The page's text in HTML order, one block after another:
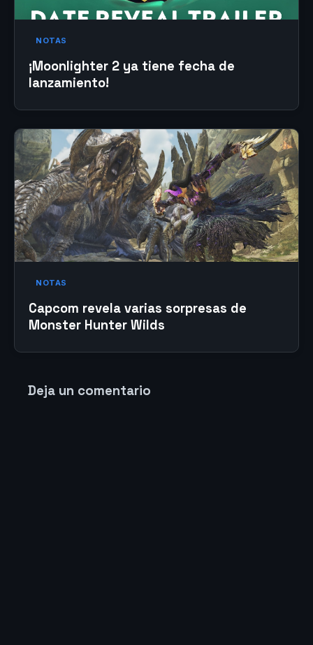
NOTAS
¡Moonlighter 2 ya tiene fecha de
lanzamiento!
NOTAS
Capcom revela varias sorpresas de
Monster Hunter Wilds
Deja un comentario